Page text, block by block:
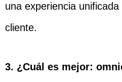
una experiencia
cliente.
3. ¿Cuál es mejor: